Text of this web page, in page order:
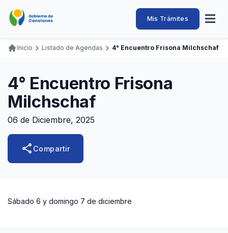
contenido
Intendencia
de
Abrir
Navegación
principal
Buscar
Mis Trámites
Ingresar
Llamados Laborales
Adquisiciones
Canelones Te Escucha
Teléfonos
de
navegación
Inicio Listado de Agendas 4° Encuentro Frisona Milchschaf
4° Encuentro Frisona
Milchschaf
06 de Diciembre, 2025
share Compartir
Sábado 6 y domingo 7 de diciembre